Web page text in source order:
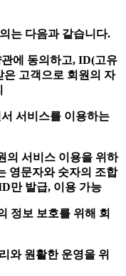
는 다음과 같습니다.
에 동의하고, ID(고유
은 고객으로 회원의 자
서비스를 이용하는
서비스 이용을 위하
영문자와 숫자의 조합
만 발급, 이용 가능
보 보호를 위해 회
원활한 운영을 위